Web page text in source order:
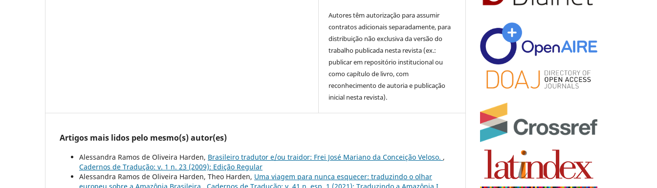
Autores têm autorização para assumir
contratos adicionais separadamente, para
distribuição não exclusiva da versão do
trabalho publicada nesta revista (ex.:
publicar em repositório institucional ou
como capítulo de livro, com
reconhecimento de autoria e publicação
inicial nesta revista).
Artigos mais lidos pelo mesmo(s) autor(es)
Alessandra Ramos de Oliveira Harden, Brasileiro tradutor e/ou traidor: Frei José Mariano da Conceição Veloso. ,
Cadernos de Tradução: v. 1 n. 23 (2009): Edição Regular
Alessandra Ramos de Oliveira Harden, Theo Harden, Uma viagem para nunca esquecer: traduzindo o olhar
europeu sobre a Amazônia Brasileira , Cadernos de Tradução: v. 41 n. esp. 1 (2021): Traduzindo a Amazônia I